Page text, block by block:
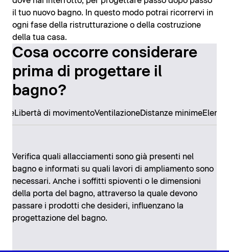
il tuo nuovo bagno. In questo modo potrai ricorrervi in
ogni fase della ristrutturazione o della costruzione
della tua casa.
Cosa occorre considerare
prima di progettare il
bagno?
Libertà di movimentoVentilazioneDistanze minime
Verifica quali allacciamenti sono già presenti nel
bagno e informati su quali lavori di ampliamento sono
necessari. Anche i soffitti spioventi o le dimensioni
della porta del bagno, attraverso la quale devono
passare i prodotti che desideri, influenzano la
progettazione del bagno.